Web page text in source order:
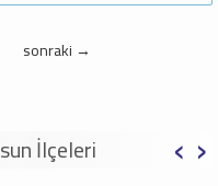
sonraki →
İlçeleri ‹ ›